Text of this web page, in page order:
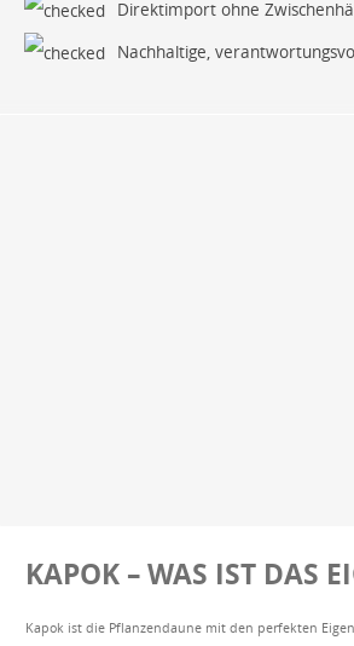
Direktimport ohne
Nachhaltige,
KAPOK – WAS IST DAS
Kapok ist die Pflanzendaune mit den perfekten